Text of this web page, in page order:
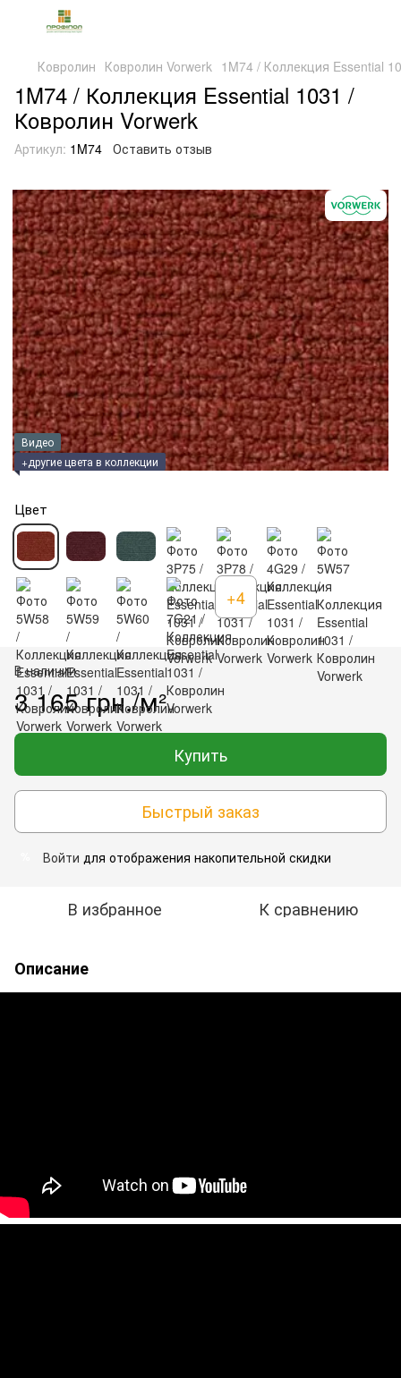
Ковролин Ковролин Vorwerk 1M74 / Коллекция Essential
1M74 / Коллекция Essential 1031 /
Ковролин Vorwerk
Артикул: 1M74 Оставить отзыв
Видео
+другие цвета в коллекции
Цвет
+4
В наличии
3 165 грн./м²
Купить
Быстрый заказ
Войти для отображения накопительной скидки
В избранное К сравнению
Описание